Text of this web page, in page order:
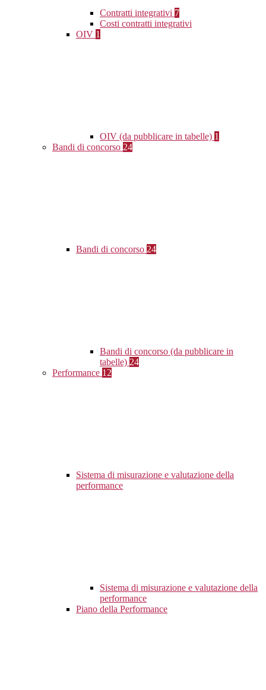
Contratti integrativi 7
Costi contratti integrativi
OIV 1
OIV (da pubblicare in tabelle) 1
Bandi di concorso 24
Bandi di concorso 24
Bandi di concorso (da pubblicare in
tabelle) 24
Performance 12
Sistema di misurazione e valutazione della
performance
Sistema di misurazione e valutazione della
performance
Piano della Performance